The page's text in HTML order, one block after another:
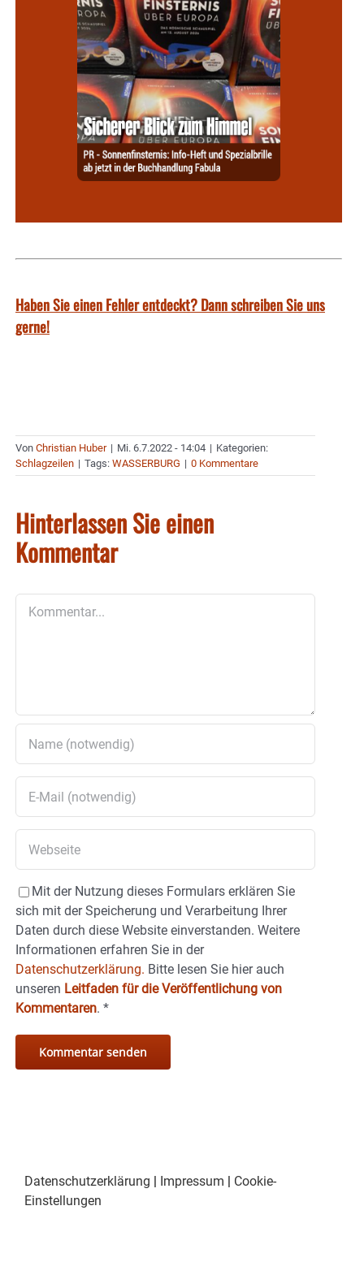
Haben Sie einen Fehler entdeckt? Dann schreiben Sie uns
gerne!
Von Christian Huber | Mi. 6.7.2022 - 14:04 | Kategorien:
Schlagzeilen | Tags: WASSERBURG | 0 Kommentare
Hinterlassen Sie einen
Kommentar
Mit der Nutzung dieses Formulars erklären Sie
sich mit der Speicherung und Verarbeitung Ihrer
Daten durch diese Website einverstanden. Weitere
Informationen erfahren Sie in der
Datenschutzerklärung. Bitte lesen Sie hier auch
unseren Leitfaden für die Veröffentlichung von
Kommentaren. *
Datenschutzerklärung Impressum
Cookie-
Einstellungen